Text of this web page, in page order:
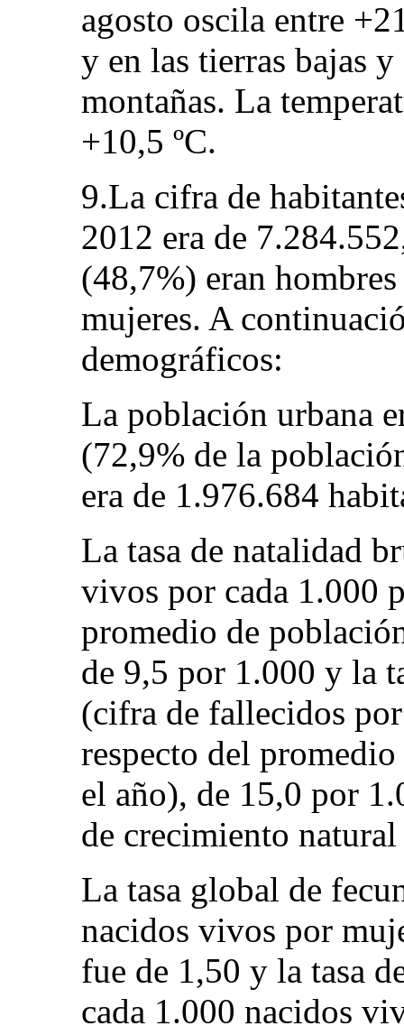
agosto oscila entre
y en las tierras bajas
montañas. La
+10,5 ºC.
9.La cifra de
2012 era de
(48,7%) eran
mujeres. A
demográficos:
La población urbana
(72,9% de la
era de 1.976.684
La tasa de natalidad
vivos por cada 1.000
promedio de
de 9,5 por 1.000 y la
(cifra de fallecidos
respecto del
el año), de 15,0 por
de crecimiento
La tasa global de
nacidos vivos por
fue de 1,50 y la tasa
cada 1.000 nacidos